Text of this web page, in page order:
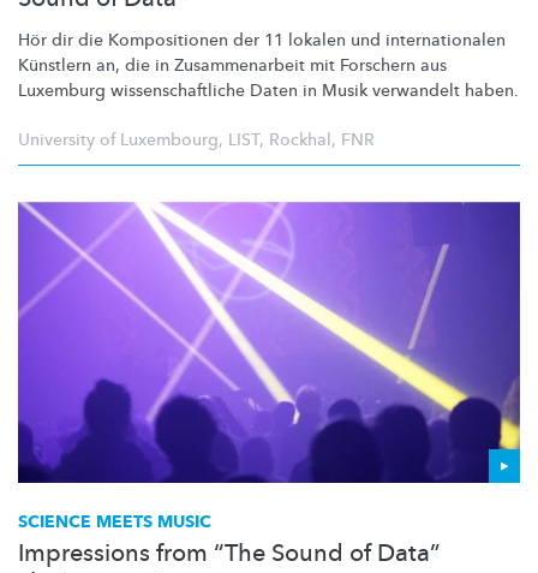
Hör dir die Kompositionen der 11 lokalen und internationalen
Künstlern an, die in Zusammenarbeit mit Forschern aus
Luxemburg wissenschaftliche Daten in Musik verwandelt haben.
University of Luxembourg, LIST, Rockhal, FNR
SCIENCE MEETS MUSIC
Impressions from “The Sound of Data”